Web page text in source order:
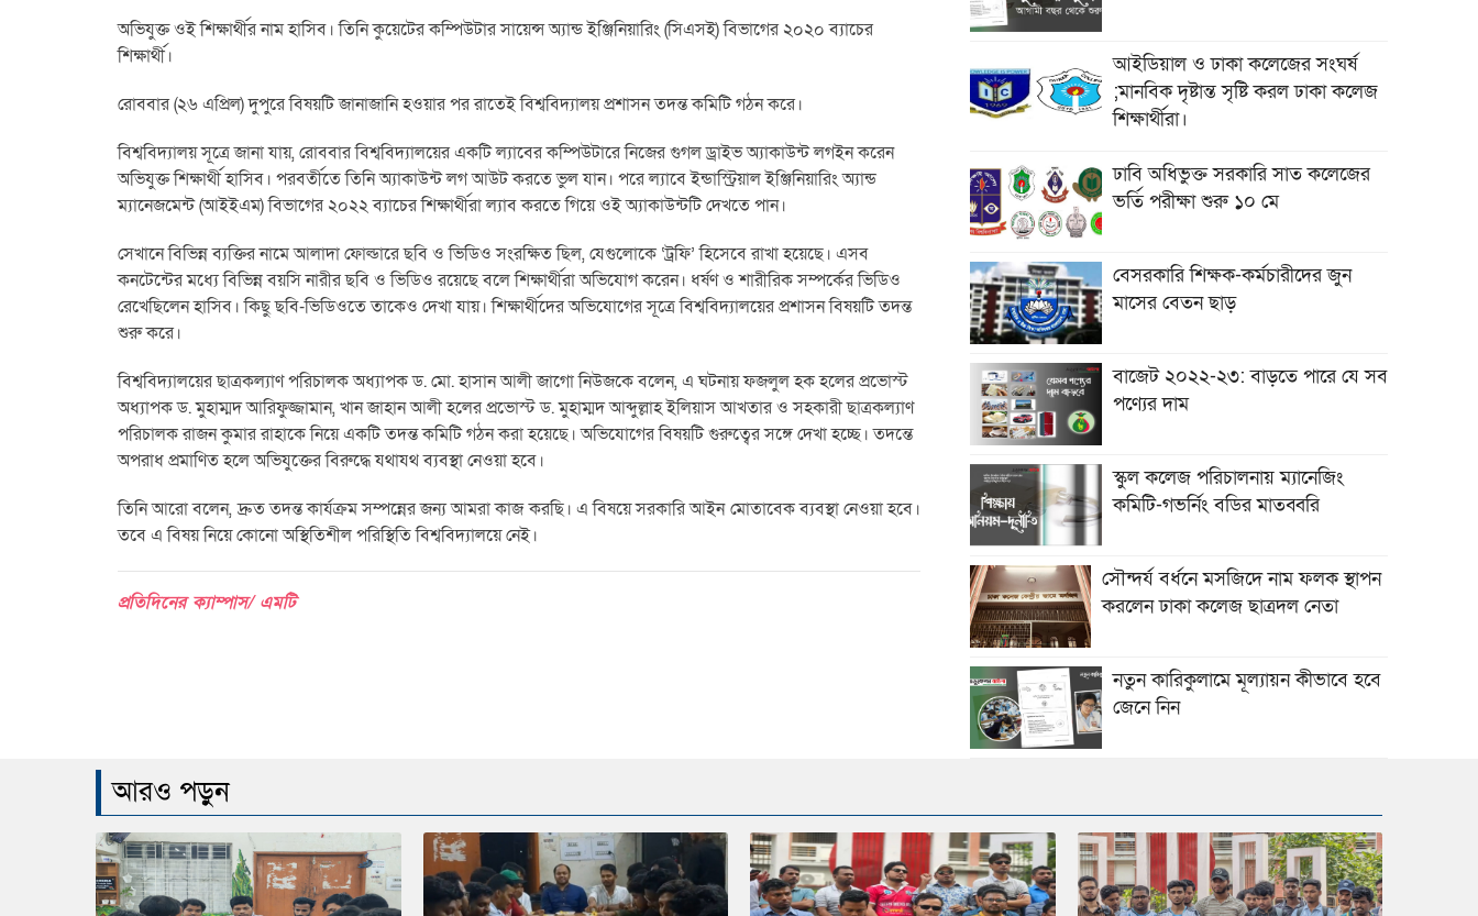
অভিযুক্ত ওই শিক্ষার্থীর নাম হাসিব। তিনি কুয়েটের কম্পিউটার সায়েন্স অ্যান্ড ইঞ্জিনিয়ারিং (সিএসই) বিভাগের ২০২০ ব্যাচের
শিক্ষার্থী।
রোববার (২৬ এপ্রিল) দুপুরে বিষয়টি জানাজানি হওয়ার পর রাতেই বিশ্ববিদ্যালয় প্রশাসন তদন্ত কমিটি গঠন করে।
বিশ্ববিদ্যালয় সূত্রে জানা যায়, রোববার বিশ্ববিদ্যালয়ের একটি ল্যাবের কম্পিউটারে নিজের গুগল ড্রাইভ অ্যাকাউন্ট লগইন করেন
অভিযুক্ত শিক্ষার্থী হাসিব। পরবর্তীতে তিনি অ্যাকাউন্ট লগ আউট করতে ভুল যান। পরে ল্যাবে ইন্ডাস্ট্রিয়াল ইঞ্জিনিয়ারিং অ্যান্ড
ম্যানেজমেন্ট (আইইএম) বিভাগের ২০২২ ব্যাচের শিক্ষার্থীরা ল্যাব করতে গিয়ে ওই অ্যাকাউন্টটি দেখতে পান।
সেখানে বিভিন্ন ব্যক্তির নামে আলাদা ফোল্ডারে ছবি ও ভিডিও সংরক্ষিত ছিল, যেগুলোকে ‘ট্রফি’ হিসেবে রাখা হয়েছে। এসব
কনটেন্টের মধ্যে বিভিন্ন বয়সি নারীর ছবি ও ভিডিও রয়েছে বলে শিক্ষার্থীরা অভিযোগ করেন। ধর্ষণ ও শারীরিক সম্পর্কের ভিডিও
রেখেছিলেন হাসিব। কিছু ছবি-ভিডিওতে তাকেও দেখা যায়। শিক্ষার্থীদের অভিযোগের সূত্রে বিশ্ববিদ্যালয়ের প্রশাসন বিষয়টি তদন্ত
শুরু করে।
বিশ্ববিদ্যালয়ের ছাত্রকল্যাণ পরিচালক অধ্যাপক ড. মো. হাসান আলী জাগো নিউজকে বলেন, এ ঘটনায় ফজলুল হক হলের প্রভোস্ট
অধ্যাপক ড. মুহাম্মদ আরিফুজ্জামান, খান জাহান আলী হলের প্রভোস্ট ড. মুহাম্মদ আব্দুল্লাহ ইলিয়াস আখতার ও সহকারী ছাত্রকল্যাণ
পরিচালক রাজন কুমার রাহাকে নিয়ে একটি তদন্ত কমিটি গঠন করা হয়েছে। অভিযোগের বিষয়টি গুরুত্বের সঙ্গে দেখা হচ্ছে। তদন্তে
অপরাধ প্রমাণিত হলে অভিযুক্তের বিরুদ্ধে যথাযথ ব্যবস্থা নেওয়া হবে।
তিনি আরো বলেন, দ্রুত তদন্ত কার্যক্রম সম্পন্নের জন্য আমরা কাজ করছি। এ বিষয়ে সরকারি আইন মোতাবেক ব্যবস্থা নেওয়া হবে।
তবে এ বিষয় নিয়ে কোনো অস্থিতিশীল পরিস্থিতি বিশ্ববিদ্যালয়ে নেই।
প্রতিদিনের ক্যাম্পাস/ এমটি
আইডিয়াল ও ঢাকা কলেজের সংঘর্ষ
;মানবিক দৃষ্টান্ত সৃষ্টি করল ঢাকা কলেজ
শিক্ষার্থীরা।
ঢাবি অধিভুক্ত সরকারি সাত কলেজের
ভর্তি পরীক্ষা শুরু ১০ মে
বেসরকারি শিক্ষক-কর্মচারীদের জুন
মাসের বেতন ছাড়
বাজেট ২০২২-২৩: বাড়তে পারে যে সব
পণ্যের দাম
স্কুল কলেজ পরিচালনায় ম্যানেজিং
কমিটি-গভর্নিং বডির মাতব্বরি
সৌন্দর্য বর্ধনে মসজিদে নাম ফলক স্থাপন
করলেন ঢাকা কলেজ ছাত্রদল নেতা
নতুন কারিকুলামে মূল্যায়ন কীভাবে হবে
জেনে নিন
আরও পড়ুন